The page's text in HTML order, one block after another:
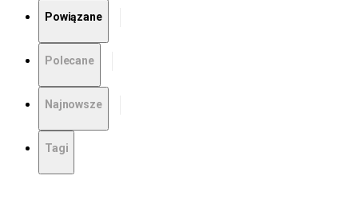
Powiązane
Polecane
Najnowsze
Tagi